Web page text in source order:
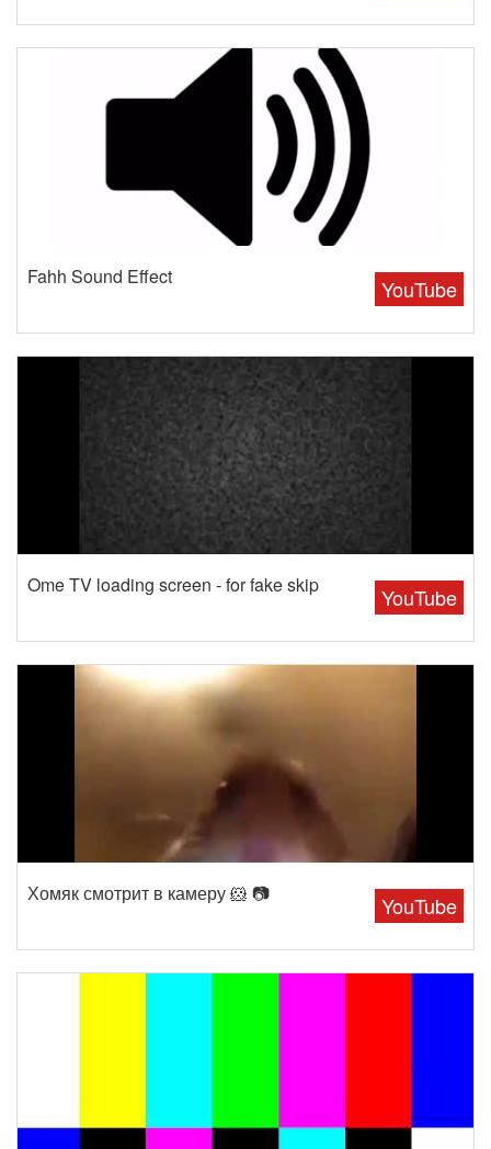
YouTube
Fahh Sound Effect
YouTube
Ome TV loading screen - for fake skip
YouTube
Хомяк смотрит в камеру 🐹 📷